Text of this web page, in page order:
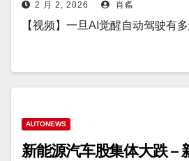
2 月 2, 2026 肖䍃
【视频】一旦AI觉醒自动驾驶有
AUTONEWS
新能源汽车股集体大跌 –